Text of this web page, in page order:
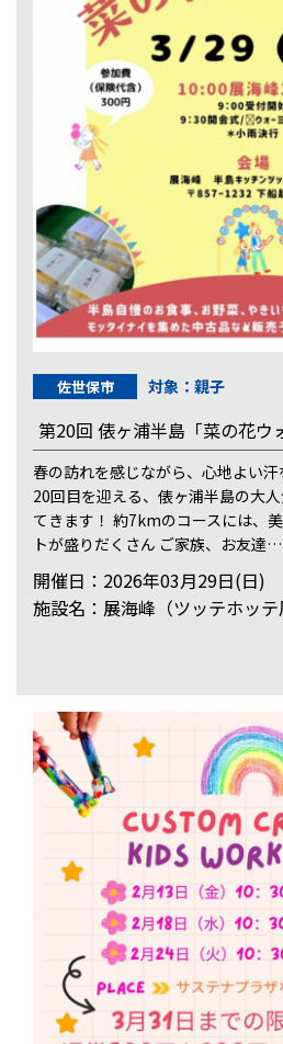
佐世保市 対象：親子
第20回 俵ヶ浦半島「菜の花ウ
春の訪れを感じながら、心地よい
20回目を迎える、俵ヶ浦半島の大
てきます！ 約7kmのコースには、
トが盛りだくさん ご家族、お友達…
開催日：2026年03月29日(日)
施設名：展海峰（ツッテホッテ